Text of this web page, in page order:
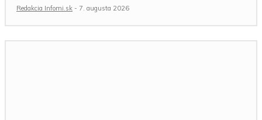
Redakcia Infomi.sk - 7. augusta 2026